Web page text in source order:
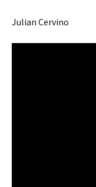
Julian Cervino